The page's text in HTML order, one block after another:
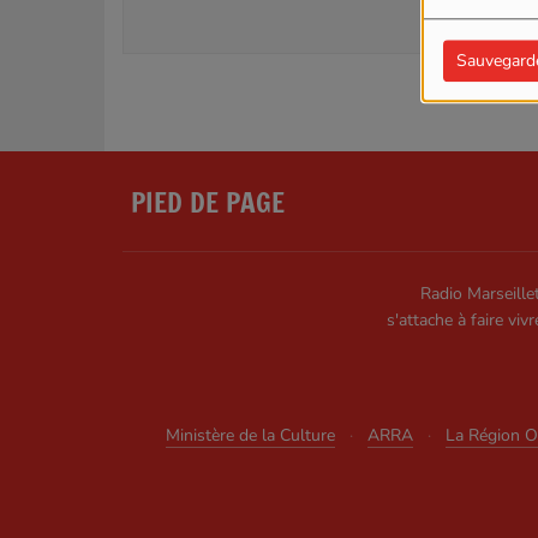
PIED DE PAGE
Radio
s'attache à faire
Ministère de la Culture
· ARRA · La Région